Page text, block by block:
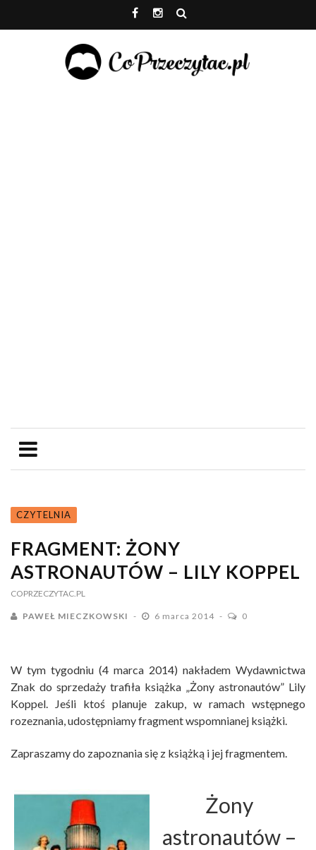
CZYTELNIA
FRAGMENT: ŻONY
ASTRONAUTÓW – LILY KOPPEL
COPRZECZYTAC.PL
PAWEŁ MIECZKOWSKI 6 marca 2014 0
W tym tygodniu (4 marca 2014) nakładem Wydawnictwa
Znak do sprzedaży trafiła książka „Żony astronautów” Lily
Koppel. Jeśli ktoś planuje zakup, w ramach wstępnego
rozeznania, udostępniamy fragment wspomnianej książki.
Zapraszamy do zapoznania się z książką i jej fragmentem.
Żony
astronautów –